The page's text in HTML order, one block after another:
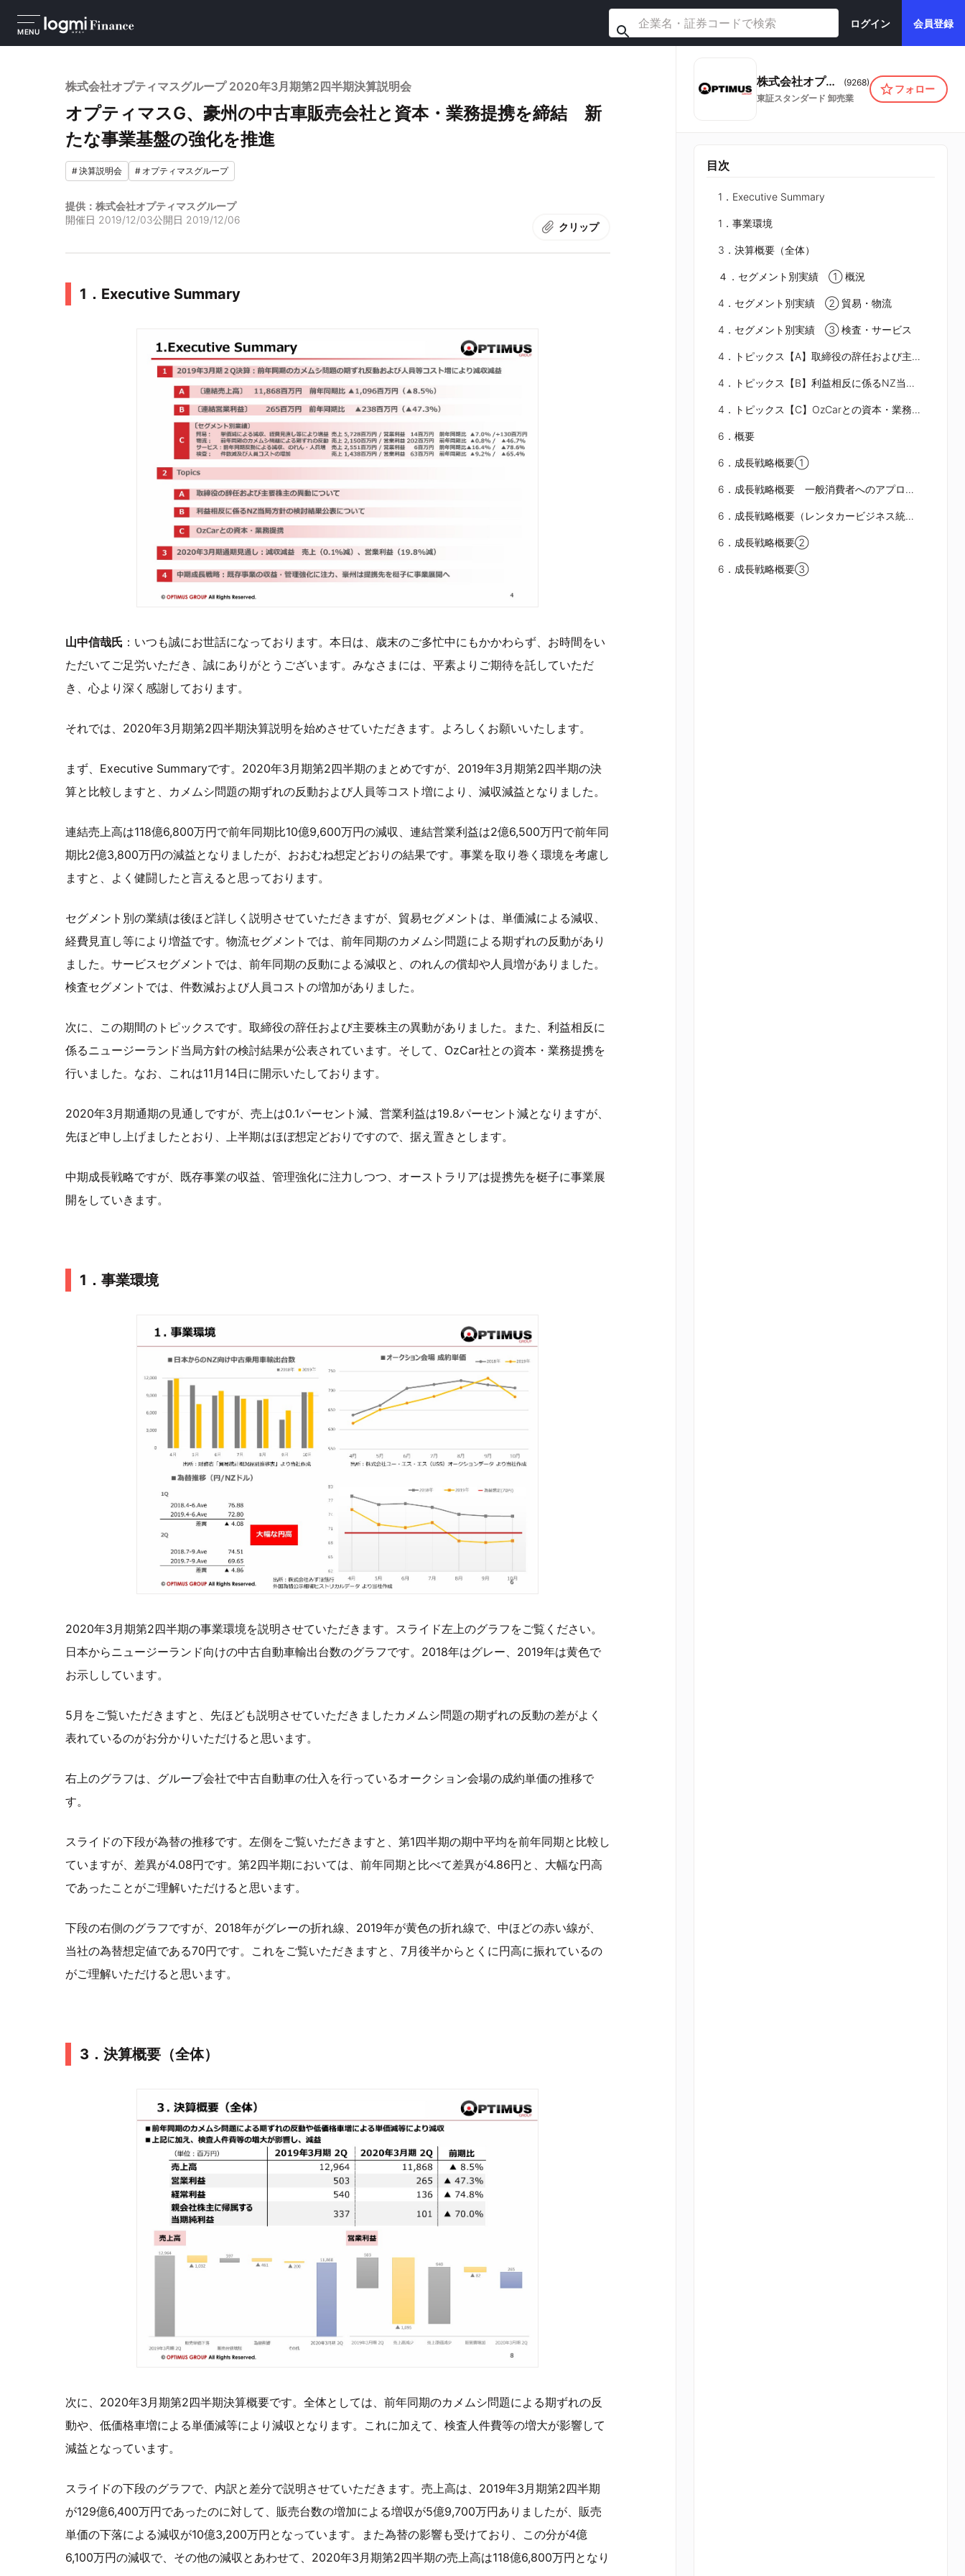
MENU
ログイン 会員登録
株式会社オプティマスグループ 2020年3月期第2四半期決算説明会
オプティマスG、豪州の中古車販売会社と資本・業務提携を締結 新
たな事業基盤の強化を推進
#決算説明会 # オプティマスグループ
提供：株式会社オプティマスグループ
開催日 2019/12/03公開日 2019/12/06
クリップ
1．Executive Summary
山中信哉氏 ：いつも誠にお世話になっております。本日は、歳末のご多忙中にもかかわらず、お時間をい
ただいてご足労いただき、誠にありがとうございます。みなさまには、平素よりご期待を託していただ
き、心より深く感謝しております。
それでは、2020年3月期第2四半期決算説明を始めさせていただきます。よろしくお願いいたします。
まず、Executive Summaryです。2020年3月期第2四半期のまとめですが、2019年3月期第2四半期の決
算と比較しますと、カメムシ問題の期ずれの反動および人員等コスト増により、減収減益となりました。
連結売上高は118億6,800万円で前年同期比10億9,600万円の減収、連結営業利益は2億6,500万円で前年同
期比2億3,800万円の減益となりましたが、おおむね想定どおりの結果です。事業を取り巻く環境を考慮し
ますと、よく健闘したと言えると思っております。
セグメント別の業績は後ほど詳しく説明させていただきますが、貿易セグメントは、単価減による減収、
経費見直し等により増益です。物流セグメントでは、前年同期のカメムシ問題による期ずれの反動があり
ました。サービスセグメントでは、前年同期の反動による減収と、のれんの償却や人員増がありました。
検査セグメントでは、件数減および人員コストの増加がありました。
次に、この期間のトピックスです。取締役の辞任および主要株主の異動がありました。また、利益相反に
係るニュージーランド当局方針の検討結果が公表されています。そして、OzCar社との資本・業務提携を
行いました。なお、これは11月14日に開示いたしております。
2020年3月期通期の見通しですが、売上は0.1パーセント減、営業利益は19.8パーセント減となりますが、
先ほど申し上げましたとおり、上半期はほぼ想定どおりですので、据え置きとします。
中期成長戦略ですが、既存事業の収益、管理強化に注力しつつ、オーストラリアは提携先を梃子に事業展
開をしていきます。
1．事業環境
2020年3月期第2四半期の事業環境を説明させていただきます。スライド左上のグラフをご覧ください。
日本からニュージーランド向けの中古自動車輸出台数のグラフです。2018年はグレー、2019年は黄色で
お示ししています。
5月をご覧いただきますと、先ほども説明させていただきましたカメムシ問題の期ずれの反動の差がよく
表れているのがお分かりいただけると思います。
右上のグラフは、グループ会社で中古自動車の仕入を行っているオークション会場の成約単価の推移で
す。
スライドの下段が為替の推移です。左側をご覧いただきますと、第1四半期の期中平均を前年同期と比較し
ていますが、差異が4.08円です。第2四半期においては、前年同期と比べて差異が4.86円と、大幅な円高
であったことがご理解いただけると思います。
下段の右側のグラフですが、2018年がグレーの折れ線、2019年が黄色の折れ線で、中ほどの赤い線が、
当社の為替想定値である70円です。これをご覧いただきますと、7月後半からとくに円高に振れているの
がご理解いただけると思います。
3．決算概要（全体）
次に、2020年3月期第2四半期決算概要です。全体としては、前年同期のカメムシ問題による期ずれの反
動や、低価格車増による単価減等により減収となります。これに加えて、検査人件費等の増大が影響して
減益となっています。
スライドの下段のグラフで、内訳と差分で説明させていただきます。売上高は、2019年3月期第2四半期
が129億6,400万円であったのに対して、販売台数の増加による増収が5億9,700万円ありましたが、販売
単価の下落による減収が10億3,200万円となっています。また為替の影響も受けており、この分が4億
6,100万円の減収で、その他の減収とあわせて、2020年3月期第2四半期の売上高は118億6,800万円となり
株式会社オプティマスグループ (9268)
東証スタンダード 卸売業
フォロー
目次
1．Executive Summary
1．事業環境
3．決算概要（全体）
４．セグメント別実績 ① 概況
4．セグメント別実績 ② 貿易・物流
4．セグメント別実績 ③ 検査・サービス
4．トピックス【A】取締役の辞任および主要株主の異動について
4．トピックス【B】利益相反に係るNZ当局方針の検討結果公表について
4．トピックス【C】OzCarとの資本・業務提携について
6．概要
6．成長戦略概要①
6．成長戦略概要 一般消費者へのアプローチを通じた新サービスの提供に注力
6．成長戦略概要（レンタカービジネス統合効果）
6．成長戦略概要②
6．成長戦略概要③